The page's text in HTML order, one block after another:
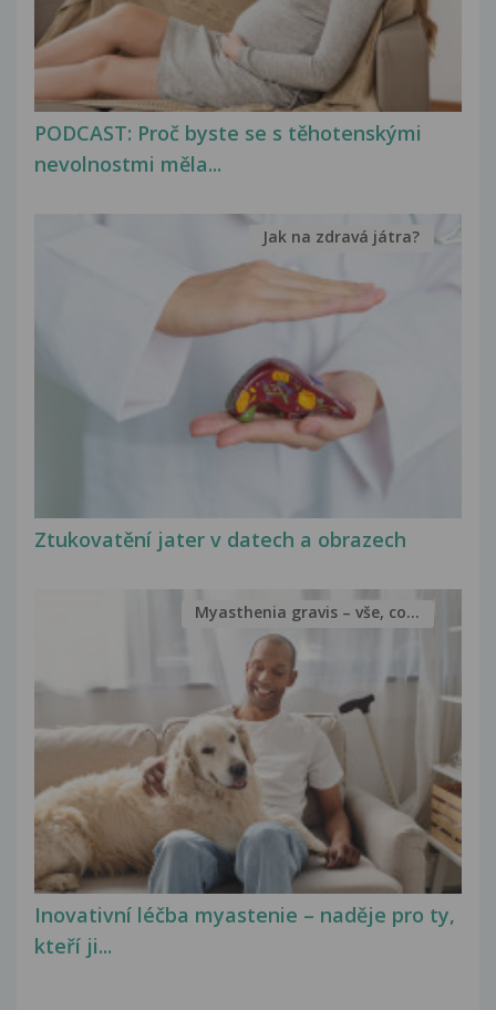
PODCAST: Proč byste se s těhotenskými
nevolnostmi měla...
Ztukovatění jater v datech a obrazech
Jak na zdravá játra?
Inovativní léčba myastenie – naděje pro ty,
kteří ji...
Myasthenia gravis – vše, co...